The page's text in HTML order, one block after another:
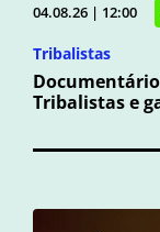
04.08.26 | 12:00
Tribalistas
Tribalistas e